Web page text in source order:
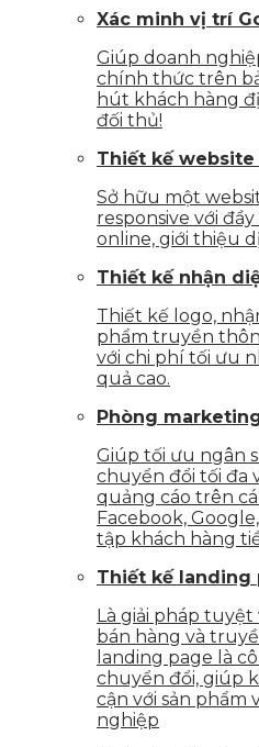
Xác minh vị trí
Giúp doanh
chính thức trên
hút khách hàng
đối thủ!
Thiết kế
Sở hữu một
responsive với
online, giới thiệu
Thiết kế nhận
Thiết kế logo,
phẩm truyền
với chi phí tối ưu
quả cao.
Phòng
Giúp tối ưu ngân
chuyển đổi tối đa
quảng cáo trên
Facebook,
tập khách hàng
Thiết kế landing
Là giải pháp
bán hàng và
landing page là
chuyển đổi, giúp
cận với sản phẩm
nghiệp